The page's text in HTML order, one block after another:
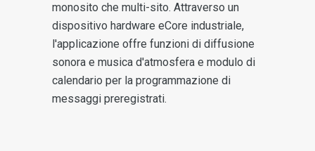
monosito che multi-sito. Attraverso un
dispositivo hardware eCore industriale,
l'applicazione offre funzioni di diffusione
sonora e musica d'atmosfera e modulo di
calendario per la programmazione di
messaggi preregistrati.